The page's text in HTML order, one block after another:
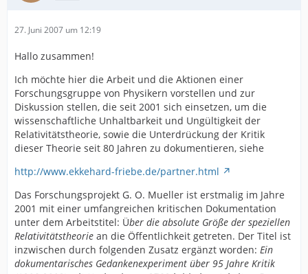
27. Juni 2007 um 12:19
Hallo zusammen!
Ich möchte hier die Arbeit und die Aktionen einer
Forschungsgruppe von Physikern vorstellen und zur
Diskussion stellen, die seit 2001 sich einsetzen, um die
wissenschaftliche Unhaltbarkeit und Ungültigkeit der
Relativitätstheorie, sowie die Unterdrückung der Kritik
dieser Theorie seit 80 Jahren zu dokumentieren, siehe
http://www.ekkehard-friebe.de/partner.html
Das Forschungsprojekt G. O. Mueller ist erstmalig im Jahre
2001 mit einer umfangreichen kritischen Dokumentation
unter dem Arbeitstitel: Über die absolute Größe der speziellen
Relativitätstheorie an die Öffentlichkeit getreten. Der Titel ist
inzwischen durch folgenden Zusatz ergänzt worden: Ein
dokumentarisches Gedankenexperiment über 95 Jahre Kritik